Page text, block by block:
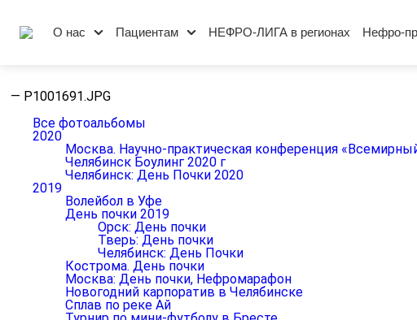
О нас Пациентам НЕФРО-ЛИГА в регионах Нефро-
— P1001691.JPG
Все фотоальбомы
2020
Москва. Научно-практическая конференция
Челябинск Боулинг 2020 г
Челябинск: День Почки 2020
2019
Волейбол в Уфе
День почки 2019
Орск: День почки
Тверь: День почки
Челябинск: День Почки
Кострома. День почки
Москва: День почки, Нефромарафон
Новогодний карпоратив в Челябинске
Сплав по реке Ай